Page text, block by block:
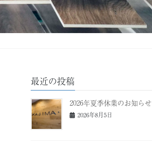
最近の投稿
2026年夏季休業のお知らせ
2026年8月5日